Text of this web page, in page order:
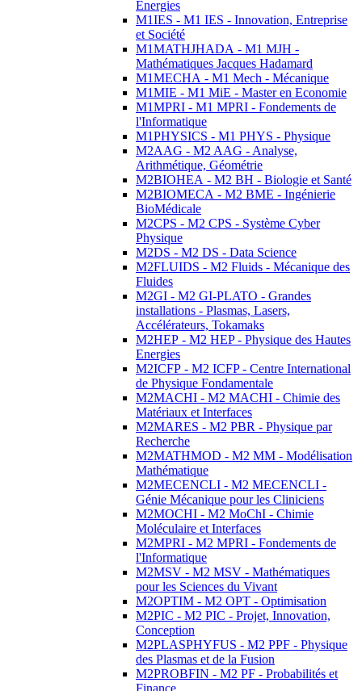
Energies
M1IES - M1 IES - Innovation, Entreprise
et Société
M1MATHJHADA - M1 MJH -
Mathématiques Jacques Hadamard
M1MECHA - M1 Mech - Mécanique
M1MIE - M1 MiE - Master en Economie
M1MPRI - M1 MPRI - Fondements de
l'Informatique
M1PHYSICS - M1 PHYS - Physique
M2AAG - M2 AAG - Analyse,
Arithmétique, Géométrie
M2BIOHEA - M2 BH - Biologie et Santé
M2BIOMECA - M2 BME - Ingénierie
BioMédicale
M2CPS - M2 CPS - Système Cyber
Physique
M2DS - M2 DS - Data Science
M2FLUIDS - M2 Fluids - Mécanique des
Fluides
M2GI - M2 GI-PLATO - Grandes
installations - Plasmas, Lasers,
Accélérateurs, Tokamaks
M2HEP - M2 HEP - Physique des Hautes
Energies
M2ICFP - M2 ICFP - Centre International
de Physique Fondamentale
M2MACHI - M2 MACHI - Chimie des
Matériaux et Interfaces
M2MARES - M2 PBR - Physique par
Recherche
M2MATHMOD - M2 MM - Modélisation
Mathématique
M2MECENCLI - M2 MECENCLI -
Génie Mécanique pour les Cliniciens
M2MOCHI - M2 MoChI - Chimie
Moléculaire et Interfaces
M2MPRI - M2 MPRI - Fondements de
l'Informatique
M2MSV - M2 MSV - Mathématiques
pour les Sciences du Vivant
M2OPTIM - M2 OPT - Optimisation
M2PIC - M2 PIC - Projet, Innovation,
Conception
M2PLASPHYFUS - M2 PPF - Physique
des Plasmas et de la Fusion
M2PROBFIN - M2 PF - Probabilités et
Finance